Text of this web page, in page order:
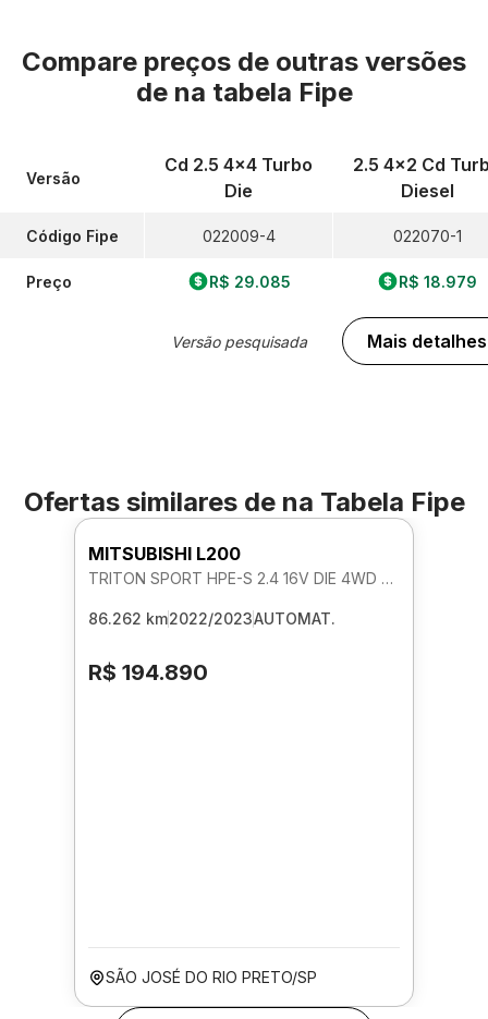
Compare preços de outras versões
de na tabela Fipe
Versão
Código Fipe
Preço
Cd 2.5 4x4 Turbo
Die
022009-4
R$ 29.085
Versão pesquisada
2.5 4x2 Cd
Diesel
022070-1
R$ 18.979
Mais detalhes
Ofertas similares de na Tabela Fipe
MITSUBISHI L200
TRITON SPORT HPE-S 2.4 16V DIE 4WD AUTOMATICO
86.262 km2022/2023AUTOMAT.
R$ 194.890
SÃO JOSÉ DO RIO PRETO/SP